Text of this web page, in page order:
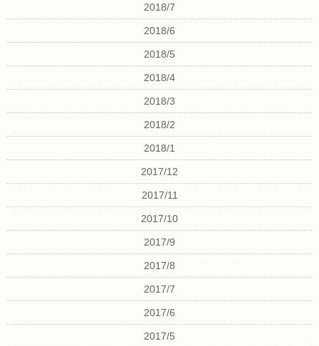
2018/7
2018/6
2018/5
2018/4
2018/3
2018/2
2018/1
2017/12
2017/11
2017/10
2017/9
2017/8
2017/7
2017/6
2017/5